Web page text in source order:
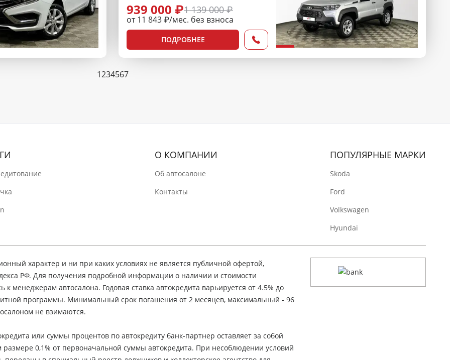
939 000 ₽1 139 000 ₽
от 11 843 ₽/мес. без взноса
ПОДРОБНЕЕ
1234567
О КОМПАНИИ
Об автосалоне
Контакты
ПОПУЛЯРНЫЕ МАРКИ
Skoda
Ford
Volkswagen
Hyundai
характер и ни при каких условиях не является публичной офертой,
РФ. Для получения подробной информации о наличии и стоимости
менеджерам автосалона. Годовая ставка автокредита варьируется от 4.5% до
программы. Минимальный срок погашения от 2 месяцев, максимальный - 96
не взимаются.
или суммы процентов по автокредиту банк-партнер оставляет за собой
0,1% от первоначальной суммы автокредита. При несоблюдении условий